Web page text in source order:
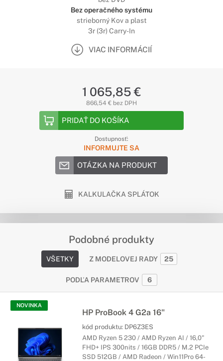
Bez operačného systému
strieborný Kov a plast
3r (3r) Carry-In
VIAC INFORMÁCIÍ
1 065,85 €
866,54 € bez DPH
PRIDAŤ DO KOŠÍKA
Dostupnosť:
INFORMUJTE SA
OTÁZKA NA PRODUKT
KALKULAČKA SPLÁTOK
Podobné produkty
VŠETKY Z MODELOVEJ RADY 25
PODĽA PARAMETROV 6
NOVINKA
HP ProBook 4 G2a 16"
kód produktu: DP6Z3ES
AMD Ryzen 5 230 / AMD Ryzen AI / 16,0"
FHD+ IPS 300nits / 16GB DDR5 / M.2 PCIe
SSD 512GB / AMD Radeon / Win11Pro 64-